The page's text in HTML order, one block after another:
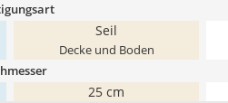
Seil
Decke und Boden
25 cm